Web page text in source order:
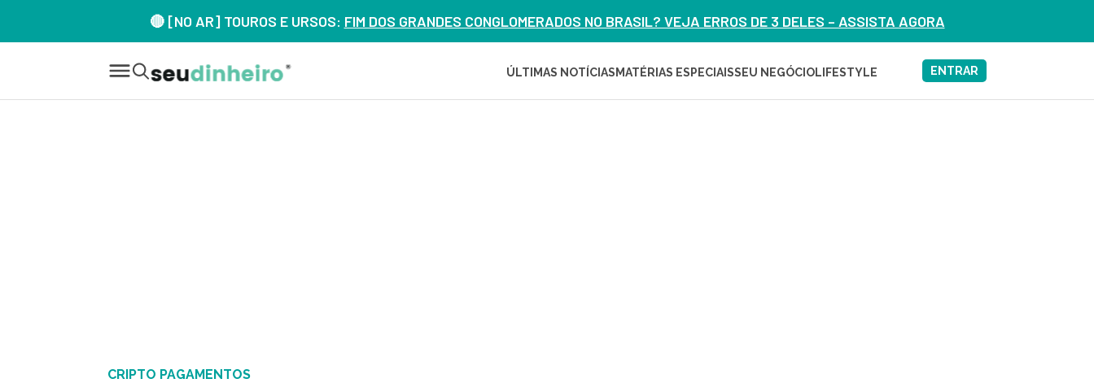
🔴 [NO AR] TOUROS E URSOS: FIM DOS GRANDES CONGLOMERADOS NO BRASIL? VEJA ERROS DE 3 DELES – ASSISTA AGORA
ÚLTIMAS NOTÍCIAS MATÉRIAS ESPECIAISSEU NEGÓCIOLIFESTYLE ENTRAR
CRIPTO PAGAMENTOS